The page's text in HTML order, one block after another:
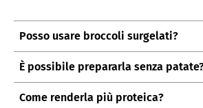
Posso usare broccoli surgelati?
Sì, potete sostituire i broccoli freschi
surgelati.
Non serve scongelarli
direttamente in pentola durante la
È possibile prepararla senza
Certo, ma la
patata
aiuta a rendere
Come renderla più proteica?